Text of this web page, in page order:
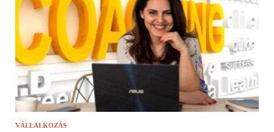
VÁLLALKOZÁS